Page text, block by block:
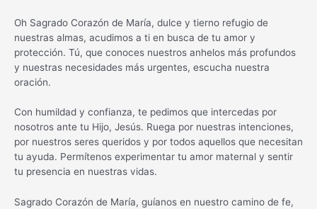
Oh Sagrado Corazón de María, dulce y tierno refugio de
nuestras almas, acudimos a ti en busca de tu amor y
protección. Tú, que conoces nuestros anhelos más profundos
y nuestras necesidades más urgentes, escucha nuestra
oración.
Con humildad y confianza, te pedimos que intercedas por
nosotros ante tu Hijo, Jesús. Ruega por nuestras intenciones,
por nuestros seres queridos y por todos aquellos que necesitan
tu ayuda. Permítenos experimentar tu amor maternal y sentir
tu presencia en nuestras vidas.
Sagrado Corazón de María, guíanos en nuestro camino de fe,